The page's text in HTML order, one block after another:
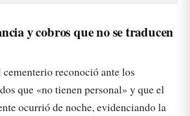
y cobros que no se traducen
reconoció ante los
que «no tienen personal» y que el
ocurrió de noche, evidenciando la